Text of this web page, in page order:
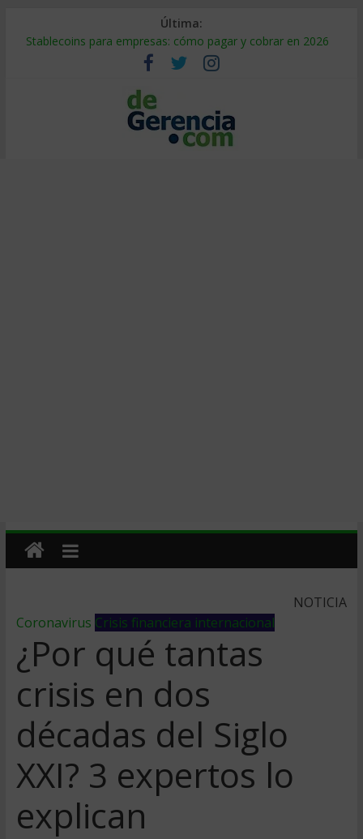
Última:
Stablecoins para empresas: cómo pagar y cobrar en 2026
Despido silencioso: qué es y por qué sale tan caro
IA en selección de personal: cómo auditarla a tiempo
Trabajo forzoso en la cadena de suministro: qué hacer
Mercado hispano de EE. UU.: cómo segmentarlo y venderle
NOTICIA
Coronavirus Crisis financiera internacional
¿Por qué tantas
crisis en dos
décadas del Siglo
XXI? 3 expertos lo
explican